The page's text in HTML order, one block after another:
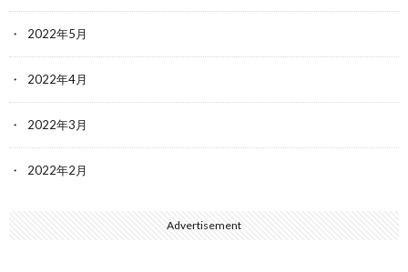
2022年5月
2022年4月
2022年3月
2022年2月
Advertisement